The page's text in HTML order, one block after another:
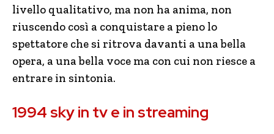
livello qualitativo, ma non ha anima, non
riuscendo così a conquistare a pieno lo
spettatore che si ritrova davanti a una bella
opera, a una bella voce ma con cui non riesce a
entrare in sintonia.
1994 sky in tv e in streaming